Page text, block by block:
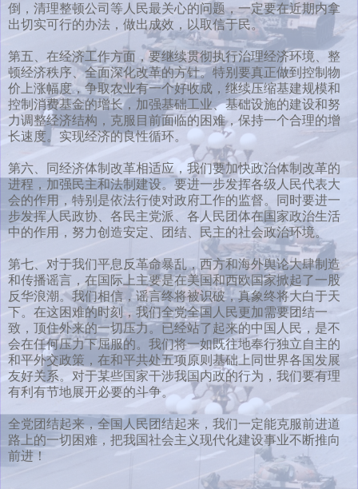
倒，清理整顿公司等人民最关心的问题，一定要在近期内拿
出切实可行的办法，做出成效，以取信于民。
第五、在经济工作方面，要继续贯彻执行治理经济环境、整
顿经济秩序、全面深化改革的方针。特别要真正做到控制物
价上涨幅度，争取农业有一个好收成，继续压缩基建规模和
控制消费基金的增长，加强基础工业、基础设施的建设和努
力调整经济结构，克服目前面临的困难，保持一个合理的增
长速度。实现经济的良性循环。
第六、同经济体制改革相适应，我们要加快政治体制改革的
进程，加强民主和法制建设。要进一步发挥各级人民代表大
会的作用，特别是依法行使对政府工作的监督。同时要进一
步发挥人民政协、各民主党派、各人民团体在国家政治生活
中的作用，努力创造安定、团结、民主的社会政治环境。
第七、对于我们平息反革命暴乱，西方和海外舆论大肆制造
和传播谣言，在国际上主要是在美国和西欧国家掀起了一股
反华浪潮。我们相信，谣言终将被识破，真象终将大白于天
下。在这困难的时刻，我们全党全国人民更加需要团结一
致，顶住外来的一切压力。已经站了起来的中国人民，是不
会在任何压力下屈服的。我们将一如既往地奉行独立自主的
和平外交政策，在和平共处五项原则基础上同世界各国发展
友好关系。对于某些国家干涉我国内政的行为，我们要有理
有利有节地展开必要的斗争。
全党团结起来，全国人民团结起来，我们一定能克服前进道
路上的一切困难，把我国社会主义现代化建设事业不断推向
前进！